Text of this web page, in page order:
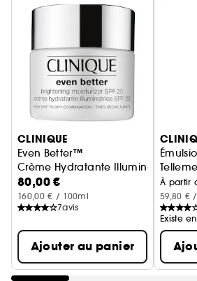
Ignorer le carrousel produits
CLINIQUE
Even Better™
Crème Hydratante Illuminatrice SPF
80,00 €
160,00 € / 100ml
7avis
Ajouter au panier
Lotion
À partir
59,80 €
Existe